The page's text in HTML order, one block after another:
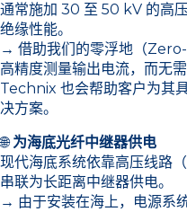
通常施加 30 至 50 kV 的高
绝缘性能。
→ 借助我们的零浮地（
高精度测量输出电流，而无
Technix 也会帮助客户为其
决方案。
🌐为海底光纤中继器供电
现代海底系统依靠高压线路
串联为长距离中继器供电。
→ 由于安装在海上，电源系